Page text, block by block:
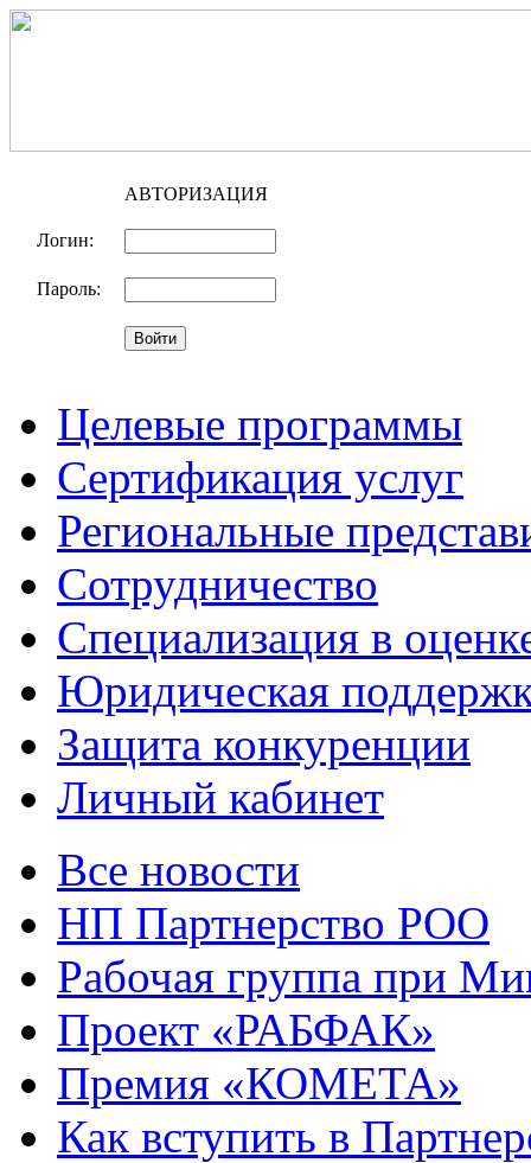
АВТОРИЗАЦИЯ
Логин:
Пароль:
Целевые программы
Сертификация услуг
Региональные
Сотрудничество
Специализация в
Юридическая
Защита конкуренции
Личный кабинет
Все новости
НП Партнерство РОО
Рабочая группа при
Проект «РАБФАК»
Премия «КОМЕТА»
Как вступить в